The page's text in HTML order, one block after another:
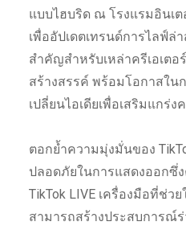
แบบไฮบริด ณ โรงแรมอินเ
เพื่ออัปเดตเทรนด์การไลฟ์ล่
สำคัญสำหรับเหล่าครีเอเต
สร้างสรรค์ พร้อมโอกาสใน
เปลี่ยนไอเดียเพื่อเสริมแกร่ง
ตอกย้ำความมุ่งมั่นของ
ปลอดภัยในการแสดงออกซึ่
TikTok LIVE เครื่องมือที่ช่ว
สามารถสร้างประสบการณ์